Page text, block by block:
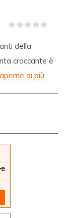
della
croccante è
di più...